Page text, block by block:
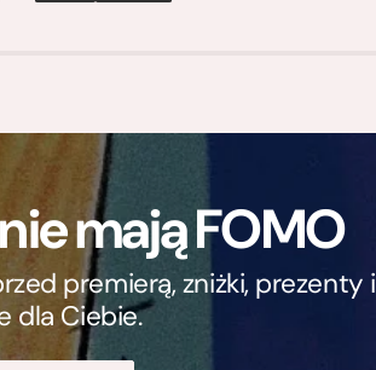
mają FOMO
premierą, zniżki, prezenty i
dla Ciebie.